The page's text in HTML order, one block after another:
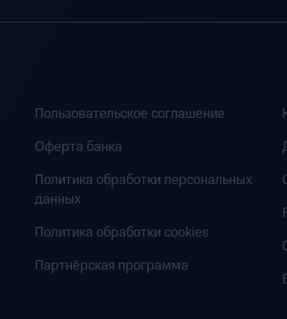
Пользовательское соглашение
Оферта банка
Политика обработки персональных
данных
Политика обработки cookies
Партнёрская программа